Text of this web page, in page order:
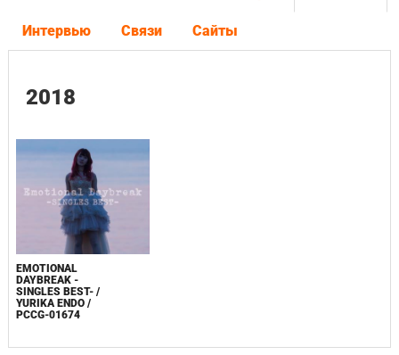
Интервью Связи Сайты
2018
EMOTIONAL
DAYBREAK -
SINGLES BEST- /
YURIKA ENDO /
PCCG-01674